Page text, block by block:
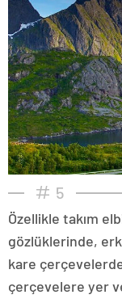
5
Özellikle takım
gözlüklerinde,
kare
çerçevelere yer